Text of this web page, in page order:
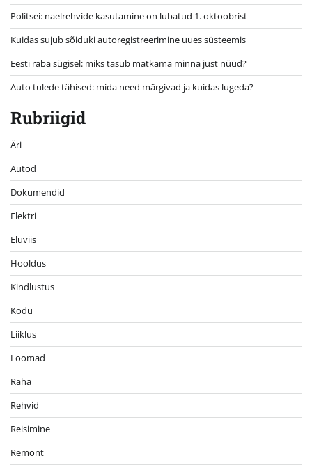
Politsei: naelrehvide kasutamine on lubatud 1. oktoobrist
Kuidas sujub sõiduki autoregistreerimine uues süsteemis
Eesti raba sügisel: miks tasub matkama minna just nüüd?
Auto tulede tähised: mida need märgivad ja kuidas lugeda?
Rubriigid
Äri
Autod
Dokumendid
Elektri
Eluviis
Hooldus
Kindlustus
Kodu
Liiklus
Loomad
Raha
Rehvid
Reisimine
Remont